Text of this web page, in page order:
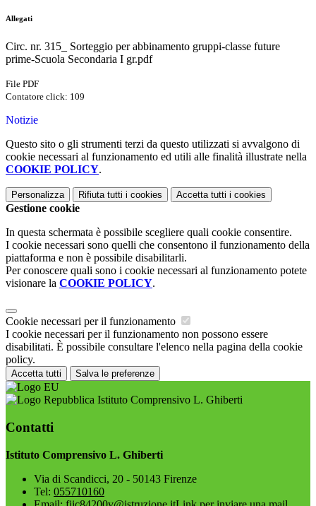
Allegati
Circ. nr. 315_ Sorteggio per abbinamento gruppi-classe future
prime-Scuola Secondaria I gr.pdf
File PDF
Contatore click: 109
Notizie
Questo sito o gli strumenti terzi da questo utilizzati si avvalgono di
cookie necessari al funzionamento ed utili alle finalità illustrate nella
COOKIE POLICY.
Personalizza Rifiuta tutti i cookies Accetta tutti i cookies
Gestione cookie
In questa schermata è possibile scegliere quali cookie consentire.
I cookie necessari sono quelli che consentono il funzionamento della
piattaforma e non è possibile disabilitarli.
Per conoscere quali sono i cookie necessari al funzionamento potete
visionare la COOKIE POLICY.
Cookie necessari per il funzionamento
I cookie necessari per il funzionamento non possono essere
disabilitati. È possibile consultare l'elenco nella pagina della cookie
policy.
Accetta tutti Salva le preferenze
Istituto Comprensivo L. Ghiberti
Contatti
Istituto Comprensivo L. Ghiberti
Via di Scandicci, 20 - 50143 Firenze
Tel: 055710160